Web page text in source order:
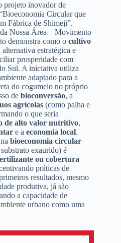
projeto inovador de
Circular que
Fábrica de Shimeji”.
Nossa Área – Movimento
demonstra como o cultivo
alternativa estratégica e
prosperidade com
Sul. A iniciativa utiliza
adaptado para a
do cogumelo no próprio
de bioconversão, a
agrícolas (como palha e
o que seria
de alto valor nutritivo,
e a economia local.
bioeconomia circular
exaurido) é
ou cobertura
práticas de
resultados, mesmo
produtiva, já são
a capacidade de
urbano como uma